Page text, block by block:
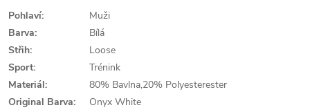
Pohlaví:
Muži
Barva:
Bílá
Střih:
Loose
Sport:
Trénink
Materiál:
80% Bavlna,20% Polyesterester
Original Barva:
Onyx White